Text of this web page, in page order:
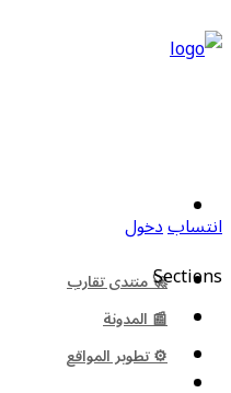
انتسابدخول
Sections🚀 منتدى تقارب
📰 المدونة
⚙️ تطوير المواقع